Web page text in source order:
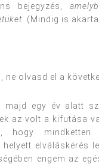
bejegyzés,
. (Mindig is
olvasd el a
egy év alatt
az volt a kifutása
hogy
elváláskérés
engem az